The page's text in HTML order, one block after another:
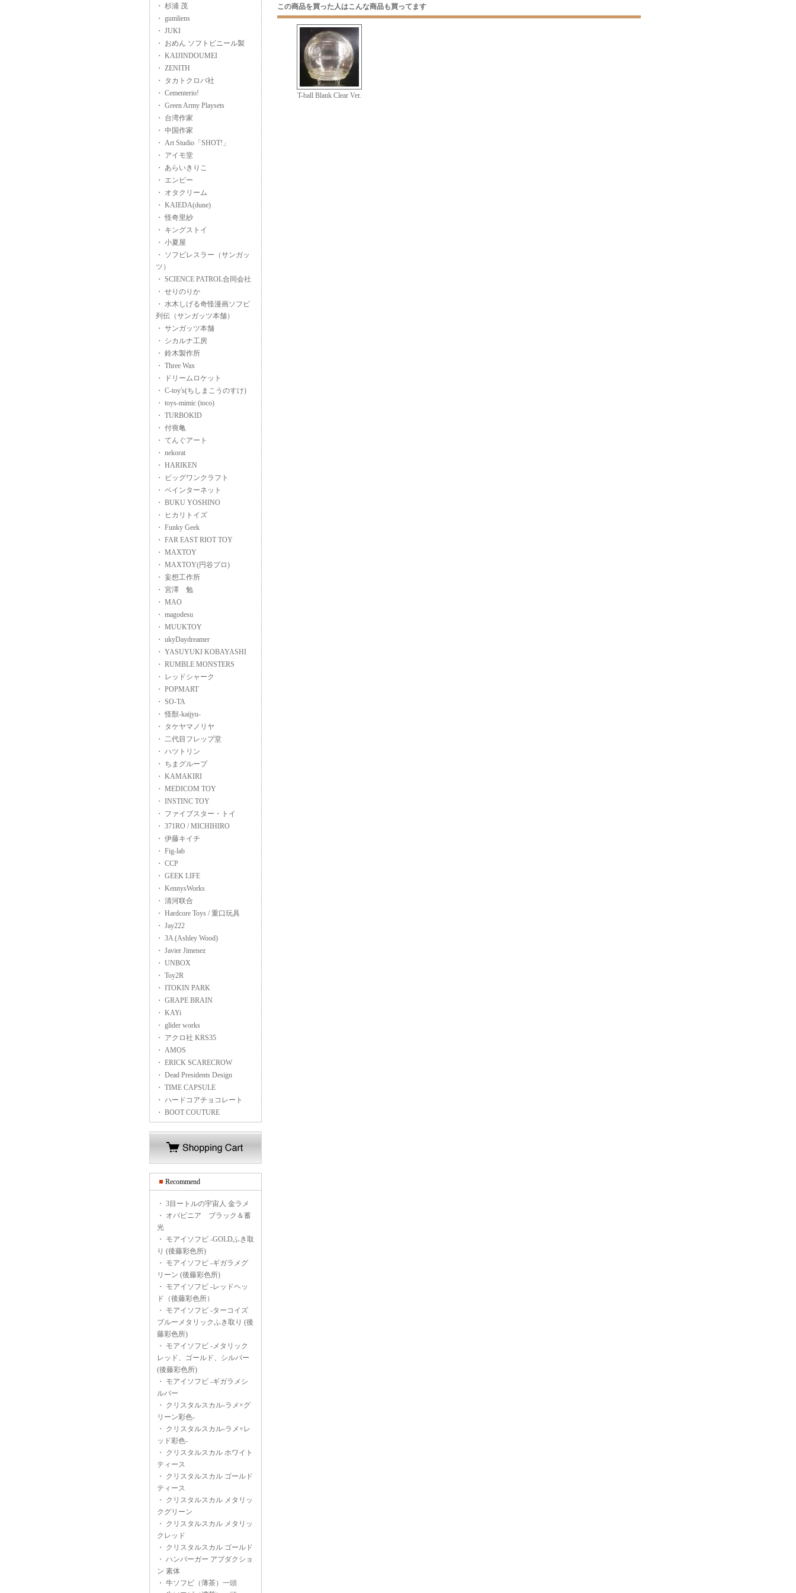
・ 杉浦 茂
・ gumliens
・ JUKI
・ おめん ソフトビニール製
・ KAIJINDOUMEI
・ ZENITH
・ タカトクロバ社
・ Cementerio!
・ Green Army Playsets
・ 台湾作家
・ 中国作家
・ Art Studio「SHOT!」
・ アイモ堂
・ あらいきりこ
・ エンビー
・ オタクリーム
・ KAIEDA(dune)
・ 怪奇里紗
・ キングストイ
・ 小夏屋
・ ソフビレスラー（サンガッ
ツ）
・ SCIENCE PATROL合同会社
・ せりのりか
・ 水木しげる奇怪漫画ソフビ
列伝（サンガッツ本舗）
・ サンガッツ本舗
・ シカルナ工房
・ 鈴木製作所
・ Three Wax
・ ドリームロケット
・ C-toy's(ちしまこうのすけ)
・ toys-mimic (toco)
・ TURBOKID
・ 付喪亀
・ てんぐアート
・ nekorat
・ HARIKEN
・ ビッグワンクラフト
・ ペインターネット
・ BUKU YOSHINO
・ ヒカリトイズ
・ Funky Geek
・ FAR EAST RIOT TOY
・ MAXTOY
・ MAXTOY(円谷プロ)
・ 妄想工作所
・ 宮澤 勉
・ MAO
・ magodesu
・ MUUKTOY
・ ukyDaydreamer
・ YASUYUKI KOBAYASHI
・ RUMBLE MONSTERS
・ レッドシャーク
・ POPMART
・ SO-TA
・ 怪獣-kaijyu-
・ タケヤマノリヤ
・ 二代目フレップ堂
・ ハツトリン
・ ちまグループ
・ KAMAKIRI
・ MEDICOM TOY
・ INSTINC TOY
・ ファイブスター・トイ
・ 371RO / MICHIHIRO
・ 伊藤キイチ
・ Fig-lab
・ CCP
・ GEEK LIFE
・ KennysWorks
・ 清河联合
・ Hardcore Toys / 重口玩具
・ Jay222
・ 3A (Ashley Wood)
・ Javier Jimenez
・ UNBOX
・ Toy2R
・ ITOKIN PARK
・ GRAPE BRAIN
・ KAYi
・ glider works
・ アクロ社 KRS35
・ AMOS
・ ERICK SCARECROW
・ Dead Presidents Design
・ TIME CAPSULE
・ ハードコアチョコレート
・ BOOT COUTURE
Recommend
・ 3目ートルの宇宙人 金ラメ
・ オパビニア ブラック＆蓄
光
・ モアイソフビ -GOLDふき取
り (後藤彩色所)
・ モアイソフビ -ギガラメグ
リーン (後藤彩色所)
・ モアイソフビ -レッドヘッ
ド（後藤彩色所）
・ モアイソフビ -ターコイズ
ブルーメタリックふき取り (後
藤彩色所)
・ モアイソフビ -メタリック
レッド、ゴールド、シルバー
(後藤彩色所)
・ モアイソフビ -ギガラメシ
ルバー
・ クリスタルスカル-ラメ×グ
リーン彩色-
・ クリスタルスカル-ラメ×レ
ッド彩色-
・ クリスタルスカル ホワイト
ティース
・ クリスタルスカル ゴールド
ティース
・ クリスタルスカル メタリッ
クグリーン
・ クリスタルスカル メタリッ
クレッド
・ クリスタルスカル ゴールド
・ ハンバーガー アブダクショ
ン 素体
・ 牛ソフビ（薄茶）一頭
この商品を買った人はこんな商品も買ってます
T-ball Blank Clear Ver.